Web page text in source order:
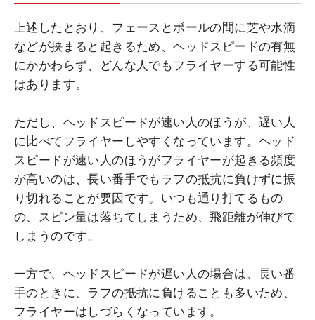
上述したとおり、フェースとボールの間に芝や水滴
などが挟まると起きるため、ヘッドスピードの有無
にかかわらず、どんな人でもフライヤーする可能性
はあります。
ただし、ヘッドスピードが速い人のほうが、遅い人
に比べてフライヤーしやすくなっています。ヘッド
スピードが速い人のほうがフライヤーが起きる頻度
が高いのは、長い番手でもラフの抵抗に負けずに振
り切れることが要因です。いつも通り打てるもの
の、スピン量は落ちてしまうため、飛距離が伸びて
しまうのです。
一方で、ヘッドスピードが遅い人の場合は、長い番
手のときに、ラフの抵抗に負けることも多いため、
フライヤーはしづらくなっています。